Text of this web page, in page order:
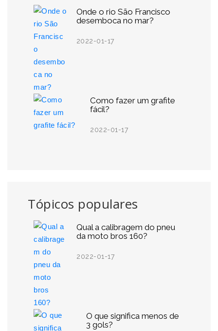
Onde o rio São Francisco
desemboca no mar?
2022-01-17
Como fazer um grafite
fácil?
2022-01-17
Tópicos populares
Qual a calibragem do pneu
da moto bros 160?
2022-01-17
O que significa menos de
3 gols?